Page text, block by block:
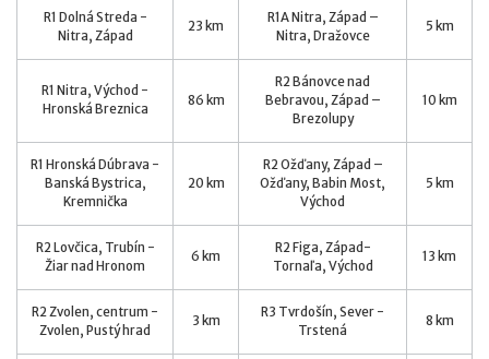
R1 Dolná Streda -
Nitra, Západ
23 km
R1A Nitra, Západ –
Nitra, Dražovce
5 km
R1 Nitra, Východ -
Hronská Breznica
86 km
R2 Bánovce nad
Bebravou, Západ –
Brezolupy
10 km
R1 Hronská Dúbrava -
Banská Bystrica,
Kremnička
20 km
R2 Ožďany, Západ –
Ožďany, Babin Most,
Východ
5 km
R2 Lovčica, Trubín -
Žiar nad Hronom
6 km
R2 Figa, Západ-
Tornaľa, Východ
13 km
R2 Zvolen, centrum -
Zvolen, Pustý hrad
3 km
R3 Tvrdošín, Sever -
Trstená
8 km